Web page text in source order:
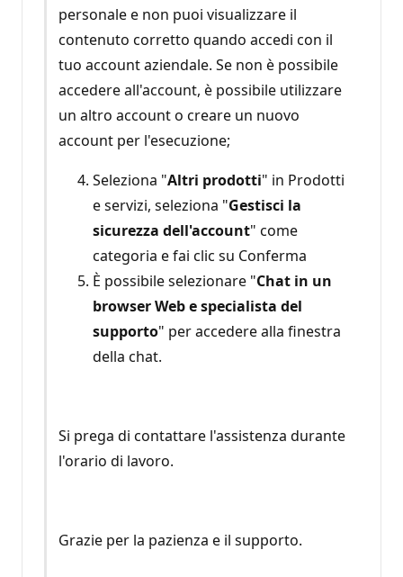
personale e non puoi visualizzare il
contenuto corretto quando accedi con il
tuo account aziendale. Se non è possibile
accedere all'account, è possibile utilizzare
un altro account o creare un nuovo
account per l'esecuzione;
Seleziona "Altri prodotti" in Prodotti
e servizi, seleziona "Gestisci la
sicurezza dell'account" come
categoria e fai clic su Conferma
È possibile selezionare "Chat in un
browser Web e specialista del
supporto" per accedere alla finestra
della chat.
Si prega di contattare l'assistenza durante
l'orario di lavoro.
Grazie per la pazienza e il supporto.